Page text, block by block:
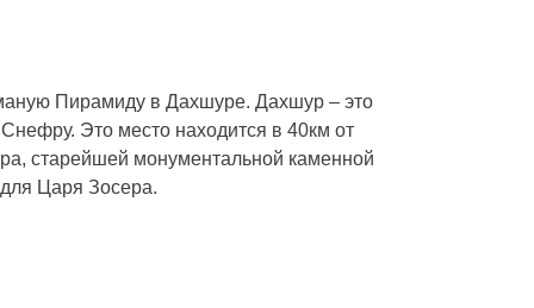
Пирамиду в Дахшуре. Дахшур – это
Это место находится в 40км от
старейшей монументальной каменной
Царя Зосера.